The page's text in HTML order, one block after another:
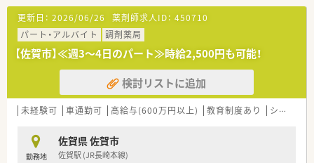
更新日： 2026/06/26 薬剤師求人ID： 450710
パート・アルバイト
調剤薬局
【佐賀市】≪週3～4日のパート≫時給2,500円も可能！
検討リストに追加
未経験可 車通勤可 高給与(600万円以上) 教育制度あり シフト制
勤務地
佐賀県 佐賀市
佐賀駅 (JR長崎本線)